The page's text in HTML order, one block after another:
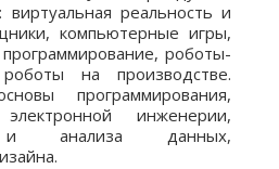
виртуальная реальность и
компьютерные игры,
роботы-
на производстве.
программирования,
инженерии,
и анализа данных,